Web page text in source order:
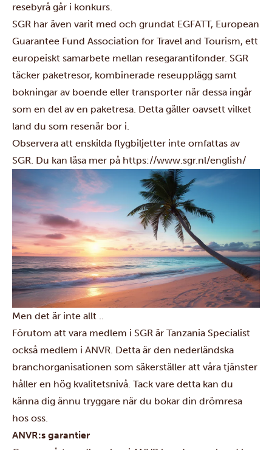
resebyrå går i konkurs.
SGR har även varit med och grundat EGFATT, European
Guarantee Fund Association for Travel and Tourism, ett
europeiskt samarbete mellan resegarantifonder. SGR
täcker paketresor, kombinerade reseupplägg samt
bokningar av boende eller transporter när dessa ingår
som en del av en paketresa. Detta gäller oavsett vilket
land du som resenär bor i.
Observera att enskilda flygbiljetter inte omfattas av
SGR. Du kan läsa mer på https://www.sgr.nl/english/
Men det är inte allt ..
Förutom att vara medlem i SGR är Tanzania Specialist
också medlem i ANVR. Detta är den nederländska
branchorganisationen som säkerställer att våra tjänster
håller en hög kvalitetsnivå. Tack vare detta kan du
känna dig ännu tryggare när du bokar din drömresa
hos oss.
ANVR:s garantier